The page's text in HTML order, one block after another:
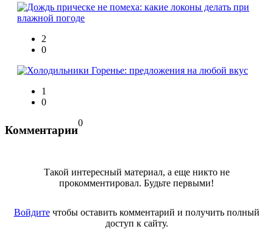
2
0
1
0
Комментарии
0
Такой интересный материал, а еще никто не
прокомментировал. Будьте первыми!
Войдитечтобы оставить комментарий и получить полный
доступ к сайту.